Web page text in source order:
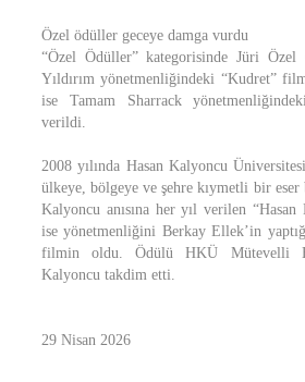
Özel ödüller geceye damga vurdu
“Özel Ödüller” kategorisinde Jüri
Yıldırım yönetmenliğindeki “Kudret”
ise Tamam Sharrack
verildi.
2008 yılında Hasan Kalyoncu
ülkeye, bölgeye ve şehre kıymetli bir eser
Kalyoncu anısına her yıl verilen
ise yönetmenliğini Berkay Ellek’in
filmin oldu. Ödülü HKÜ Mütevelli
Kalyoncu takdim etti.
29 Nisan 2026